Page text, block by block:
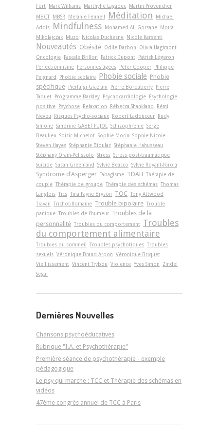
Fort
Mark Williams Marthylle Lagadec
Martin Provencher
MBCT
MBSR Melanie Fennell Méditation
Michael
Addis
Mindfulness Mohamed-Ali Gorsane
Moïra
Mikolajczak
Muzo Nicolas Duchesne Nicole Karsenti
Nouveautés Obésité Odile Darbon
Olivia Hagimont
Oncologie
Pascale Brillon Patrick Dupont
Patrick Légeron
Perfectionnisme
Personnes âgées Peter Cooper
Philippe
Peignard
Phobie scolaire Phobie sociale Phobie
spécifique
Pierluigi Graziani Pierre Bordaberry
Pierre
Taquet
Programme Barkley Psychocardiologie
Psychologie
positive
Psychose Relaxation Rébecca Shankland
Rémi
Neveu
Risques Psycho-sociaux Robert Ladouceur
Rudy
Simone Sandrine GABET PUJOL Schizophrénie Serge
Beaulieu Soizic Michelot Sophie Morin Sophie Nicole
Steven Hayes Stéphanie Bioulac Stéphanie Hahusseau
Stéphany Orain-Pelissolo Stress Stress post-traumatique
Suicide Susan Greenland Sylvie Beacco Sylvie Royant-Parola
Syndrome d'Asperger Tabagisme TDAH Thérapie de
couple Thérapie de groupe Thérapie des schémas Thomas
Langlois Tics Tina Payne Bryson TOC Tony Attwood
Travail
Trichotillomanie Trouble bipolaire Trouble
panique Troubles de l'humeur Troubles de la
personnalité Troubles du comportement Troubles
du comportement alimentaire
Troubles du sommeil Troubles psychotiques Troubles
sexuels Véronique Brand-Arpon Véronique Briquet
Vieillissement Vincent Trybou Violence Yves Simon
Zindel
Segal
Dernières Nouvelles
Chansons psychoéducatives
Rubrique "I.A. et Psychothérapie"
Première séance de psychothérapie - exemple
pédagogique
Le psy qui marche : TCC et Thérapie des schémas en
vidéos
47ème congrès annuel de TCC à Paris